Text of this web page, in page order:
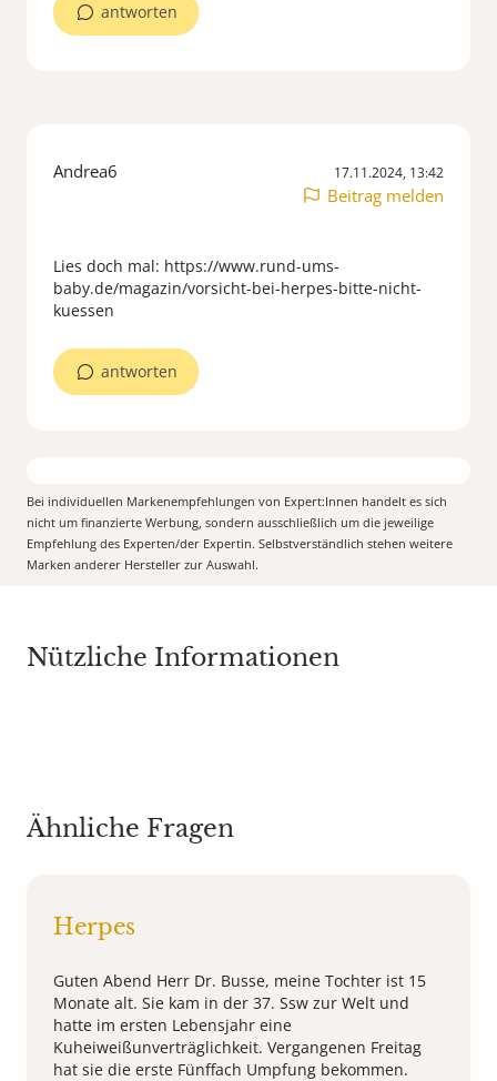
antworten
Andrea6 17.11.2024, 13:42
Beitrag melden
Lies doch mal: https://www.rund-ums-
baby.de/magazin/vorsicht-bei-herpes-bitte-nicht-
antworten
Bei individuellen Markenempfehlungen von Expert:Innen handelt es sich
nicht um finanzierte Werbung, sondern ausschließlich um die jeweilige
Empfehlung des Experten/der Expertin. Selbstverständlich stehen weitere
Marken anderer Hersteller zur Auswahl.
Nützliche Informationen
Ähnliche Fragen
Herpes
Guten Abend Herr Dr. Busse, meine Tochter ist 15
Monate alt. Sie kam in der 37. Ssw zur Welt und
hatte im ersten Lebensjahr eine
Kuheiweißunverträglichkeit. Vergangenen Freitag
hat sie die erste Fünffach Umpfung bekommen.